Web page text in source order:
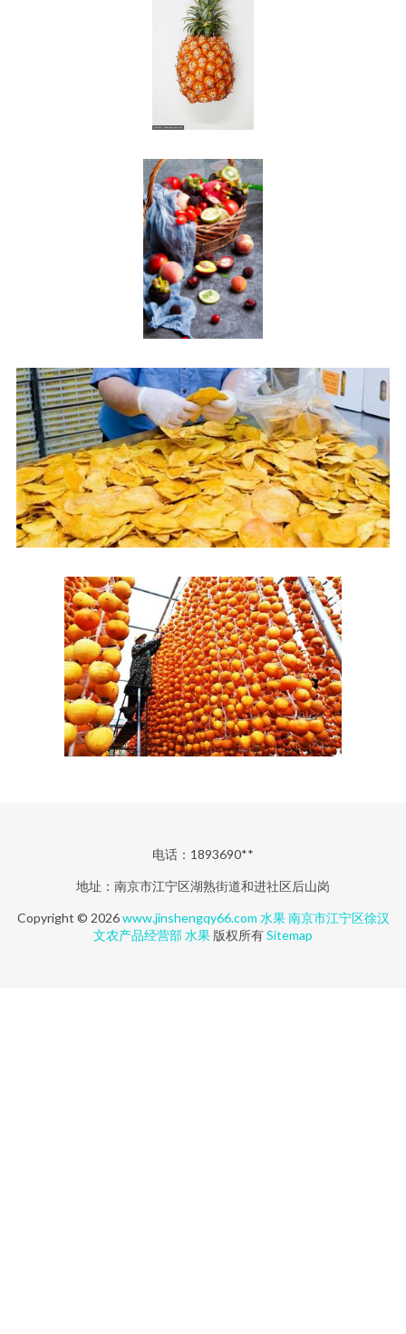
电话：1893690**
地址：南京市江宁区湖熟街道和进社区后山岗
Copyright © 2026www.jinshengqy66.com 水果 南京市江宁区徐汉
文农产品经营部水果 版权所有Sitemap